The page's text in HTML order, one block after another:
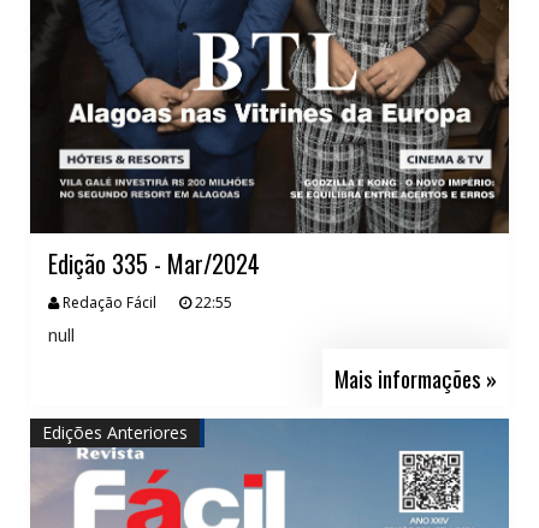
Edição 335 - Mar/2024
Redação Fácil 22:55
null
Mais informações »
Edições Anteriores